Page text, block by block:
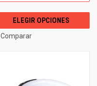
ELEGIR OPCIONES
Comparar